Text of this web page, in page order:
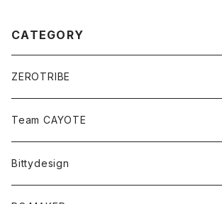
CATEGORY
ZEROTRIBE
Zetricks（Spare & Optional）
T4 MID Conversion Kit
Team CAYOTE
Batteries
Bittydesign